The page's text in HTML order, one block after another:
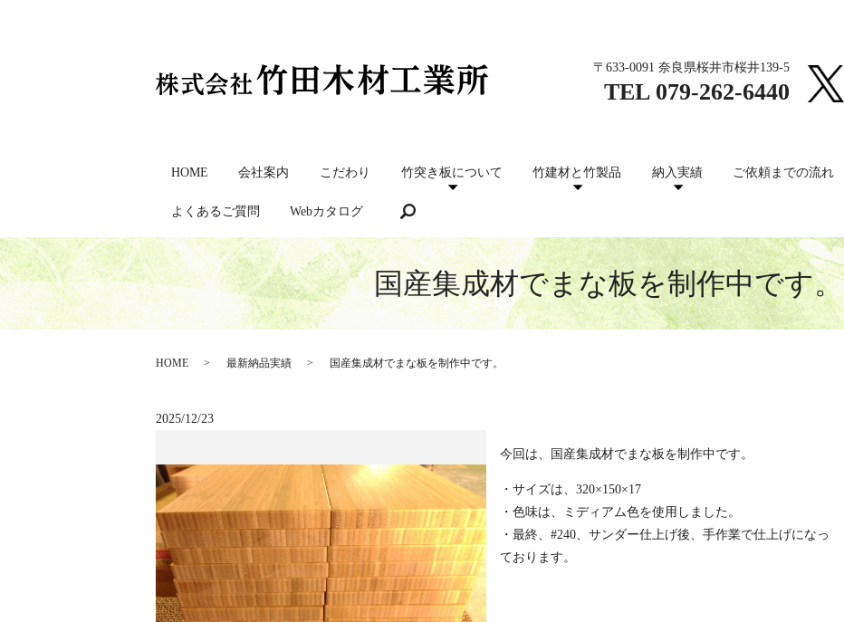
HOME 会社案内 こだわり 竹突き板について 竹建材と竹製品 納入実績 ご依頼までの流れ
よくあるご質問 Webカタログ
〒633-0091 奈良県桜井市桜井139-5
TEL 079-262-6440
国産集成材でまな板を制作中です。
HOME 最新納品実績 国産集成材でまな板を制作中です。
2025/12/23
今回は、国産集成材でまな板を制作中です。
・サイズは、320×150×17
・色味は、ミディアム色を使用しました。
・最終、#240、サンダー仕上げ後、手作業で仕上げになっ
ております。